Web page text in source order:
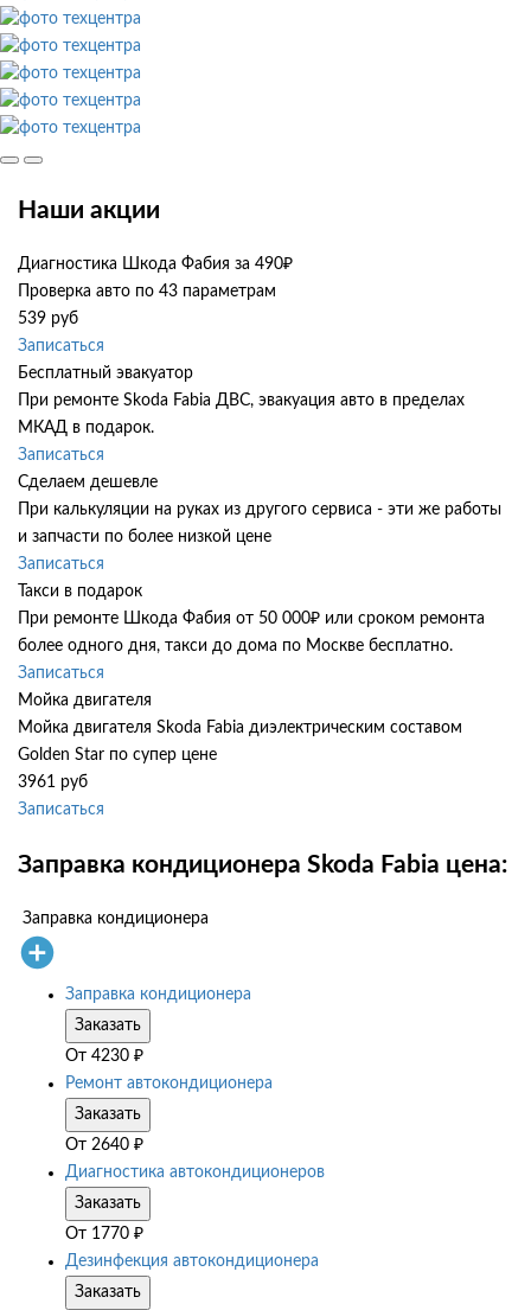
Наши акции
Диагностика Шкода Фабия за 490₽
Проверка авто по 43 параметрам
539 руб
Записаться
Бесплатный эвакуатор
При ремонте Skoda Fabia ДВС, эвакуация авто в пределах
МКАД в подарок.
Записаться
Сделаем дешевле
При калькуляции на руках из другого сервиса - эти же работы
и запчасти по более низкой цене
Записаться
Такси в подарок
При ремонте Шкода Фабия от 50 000₽ или сроком ремонта
более одного дня, такси до дома по Москве бесплатно.
Записаться
Мойка двигателя
Мойка двигателя Skoda Fabia диэлектрическим составом
Golden Star по супер цене
3961 руб
Записаться
Заправка кондиционера Skoda Fabia цена:
Заправка кондиционера
Заправка кондиционера
Заказать
От 4230 ₽
Ремонт автокондиционера
Заказать
От 2640 ₽
Диагностика автокондиционеров
Заказать
От 1770 ₽
Дезинфекция автокондиционера
Заказать